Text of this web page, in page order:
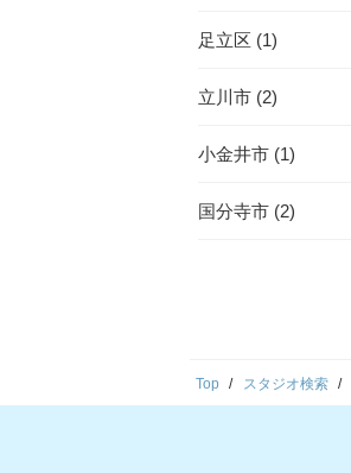
足立区 (1)
立川市 (2)
小金井市 (1)
国分寺市 (2)
Top スタジオ検索